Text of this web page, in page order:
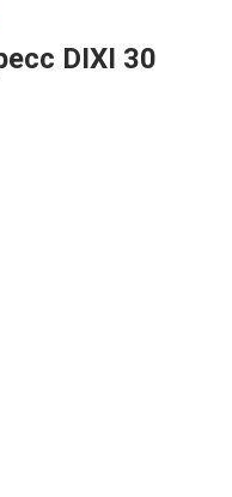
DIXI 30